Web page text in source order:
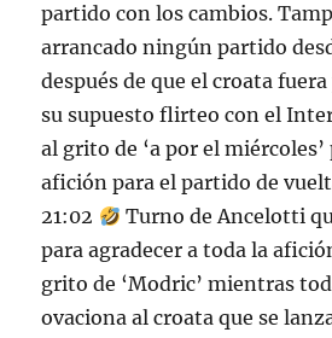
partido con los cambios.
arrancado ningún partido
después de que el croata
su supuesto flirteo con el
al grito de ‘a por el
afición para el partido de
21:02
Turno de Ancelotti
para agradecer a toda la
grito de ‘Modric’ mientras
ovaciona al croata que se